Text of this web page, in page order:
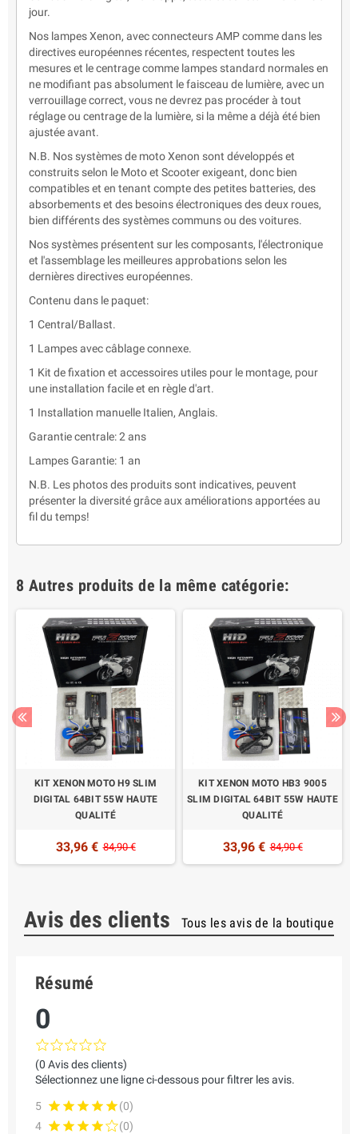
jour.
Nos lampes Xenon, avec connecteurs AMP comme dans les
directives européennes récentes, respectent toutes les
mesures et le centrage comme lampes standard normales en
ne modifiant pas absolument le faisceau de lumière, avec un
verrouillage correct, vous ne devrez pas procéder à tout
réglage ou centrage de la lumière, si la même a déjà été bien
ajustée avant.
N.B. Nos systèmes de moto Xenon sont développés et
construits selon le Moto et Scooter exigeant, donc bien
compatibles et en tenant compte des petites batteries, des
absorbements et des besoins électroniques des deux roues,
bien différents des systèmes communs ou des voitures.
Nos systèmes présentent sur les composants, l'électronique
et l'assemblage les meilleures approbations selon les
dernières directives européennes.
Contenu dans le paquet:
1 Central/Ballast.
1 Lampes avec câblage connexe.
1 Kit de fixation et accessoires utiles pour le montage, pour
une installation facile et en règle d'art.
1 Installation manuelle Italien, Anglais.
Garantie centrale: 2 ans
Lampes Garantie: 1 an
N.B. Les photos des produits sont indicatives, peuvent
présenter la diversité grâce aux améliorations apportées au
fil du temps!
8 Autres produits de la même catégorie:
KIT XENON MOTO H9 SLIM
DIGITAL 64BIT 55W HAUTE
QUALITÉ
33,96 € 84,90 €
KIT XENON MOTO HB3 9005
SLIM DIGITAL 64BIT 55W HAUTE
QUALITÉ
33,96 € 84,90 €
Avis des clients Tous les avis de la boutique
Résumé
0
(0 Avis des clients)
Sélectionnez une ligne ci-dessous pour filtrer les avis.
5
(0)
4
(0)